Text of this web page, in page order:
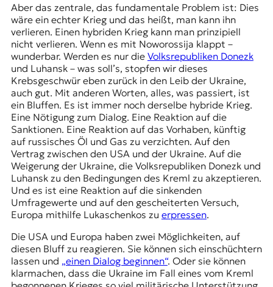
Aber das zentrale, das fundamentale Problem ist: Dies
wäre ein echter Krieg und das heißt, man kann ihn
verlieren. Einen hybriden Krieg kann man prinzipiell
nicht verlieren. Wenn es mit Noworossija klappt –
wunderbar. Werden es nur die Volksrepubliken Donezk
und Luhansk– was soll’s, stopfen wir dieses
Krebsgeschwür eben zurück in den Leib der Ukraine,
auch gut. Mit anderen Worten, alles, was passiert, ist
ein Bluffen. Es ist immer noch derselbe hybride Krieg.
Eine Nötigung zum Dialog. Eine Reaktion auf die
Sanktionen. Eine Reaktion auf das Vorhaben, künftig
auf russisches Öl und Gas zu verzichten. Auf den
Vertrag zwischen den USA und der Ukraine. Auf die
Weigerung der Ukraine, die Volksrepubliken Donezk und
Luhansk zu den Bedingungen des Kreml zu akzeptieren.
Und es ist eine Reaktion auf die sinkenden
Umfragewerte und auf den gescheiterten Versuch,
Europa mithilfe Lukaschenkos zu erpressen.
Die USA und Europa haben zwei Möglichkeiten, auf
diesen Bluff zu reagieren. Sie können sich einschüchtern
lassen und „einen Dialog beginnen“. Oder sie können
klarmachen, dass die Ukraine im Fall eines vom Kreml